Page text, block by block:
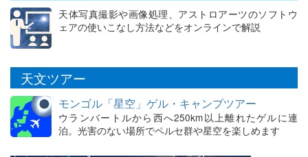
天体写真撮影や画像処理、アストロアーツのソフトウ
ェアの使いこなし方法などをオンラインで解説
天文ツアー
モンゴル「星空」ゲル・キャンプツアー
ウランバートルから西へ250km以上離れたゲルに連
泊。光害のない場所でペルセ群や星空を楽しめます